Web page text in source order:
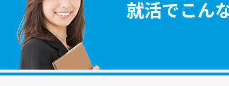
就活でこん